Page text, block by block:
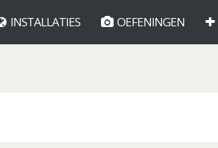
INSTALLATIES OEFENINGEN